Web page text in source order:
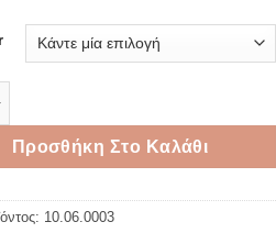
35 εκατοστά ποσότητα
Προσθήκη Στο Καλάθι
10.06.0003